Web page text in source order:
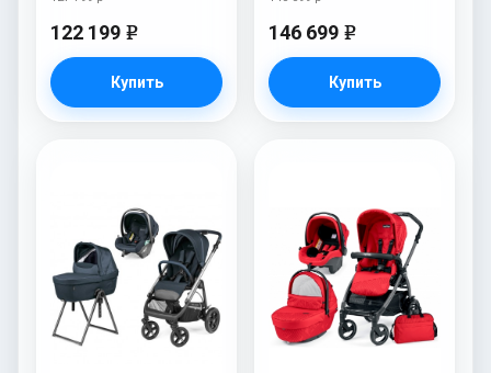
122 199 e
Купить
146 699 e
Купить